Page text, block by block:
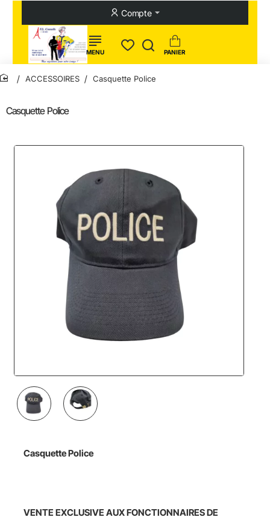
Compte
Casquette Police
home
ACCESSOIRES Casquette Police
Casquette Police
VENTE EXCLUSIVE AUX FONCTIONNAIRES DE